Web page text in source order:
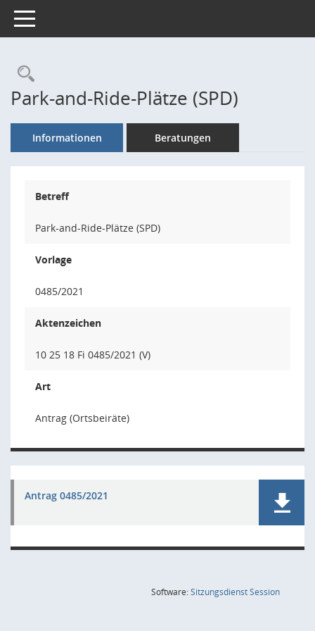
Toggle navigation
Rechercheauswahl
Park-and-Ride-Plätze (SPD)
Informationen Beratungen
Betreff
Park-and-Ride-Plätze (SPD)
Vorlage
0485/2021
Aktenzeichen
10 25 18 Fi 0485/2021 (V)
Art
Antrag (Ortsbeiräte)
Antrag 0485/2021
Software:SitzungsdienstSession(Wird in